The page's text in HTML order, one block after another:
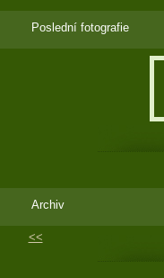
Poslední fotografie
Archiv
<<